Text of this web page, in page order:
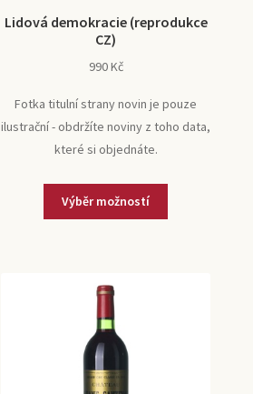
Lidová demokracie (reprodukce
CZ)
990Kč
Fotka titulní strany novin je pouze
ilustrační - obdržíte noviny z toho data,
které si objednáte.